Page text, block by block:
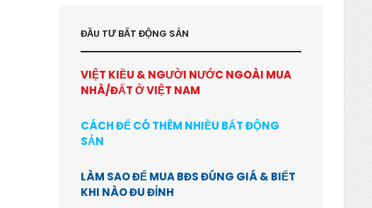
ĐẦU TƯ BẤT ĐỘNG SẢN
VIỆT KIỀU & NGƯỜI NƯỚC NGOÀI MUA
NHÀ/ĐẤT Ở VIỆT NAM
CÁCH ĐỂ CÓ THÊM NHIỀU BẤT ĐỘNG
SẢN
LÀM SAO ĐỂ MUA BĐS ĐÚNG GIÁ & BIẾT
KHI NÀO ĐU ĐỈNH